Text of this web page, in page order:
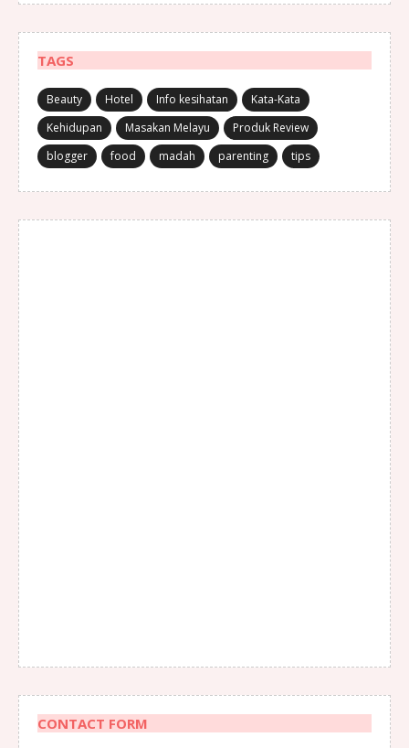
TAGS
Beauty Hotel Info kesihatan
Kata-Kata
Kehidupan
Masakan Melayu
Produk Review
blogger
food madah parenting tips
CONTACT FORM